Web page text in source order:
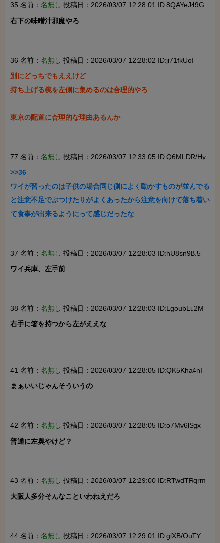
35 名前： 名無し 投稿日：2026/03/07 12:28:01 ID:8QAYeJ49G
右下の味噌汁邪魔やろ
36 名前： 名無し 投稿日：2026/03/07 12:28:02 ID:ji71fkUoI
別にどっちでもええけど
持ち上げる椀を左側に集めるのは合理的やろ
東京の配置に合理的な理由あるんか
77 名前： 名無し 投稿日：2026/03/07 12:33:05 ID:Q6MLDR/Hy
>>36
ワイが習ったのは子供の場合同じ側によく動かすものが並んでる
と注意不足でぶつけたりがよくあったから注意を向けて落ち着い
て食事が出来るようにって感じだったな
37 名前： 名無し 投稿日：2026/03/07 12:28:03 ID:hU8sn9B.5
ワイ兵庫、左手前
38 名前： 名無し 投稿日：2026/03/07 12:28:03 ID:LgoubLu2M
右手に箸を持つから左がええな
41 名前： 名無し 投稿日：2026/03/07 12:28:05 ID:QK5Kha4nI
まぁいいじゃんそういうの
42 名前： 名無し 投稿日：2026/03/07 12:28:05 ID:o7Mv6lSgx
普通に左奥やけど？
43 名前： 名無し 投稿日：2026/03/07 12:29:00 ID:RTwdTRqrm
大阪人多分そんなこといわねえだろ
44 名前： 名無し 投稿日：2026/03/07 12:29:01 ID:glXB/OuTY